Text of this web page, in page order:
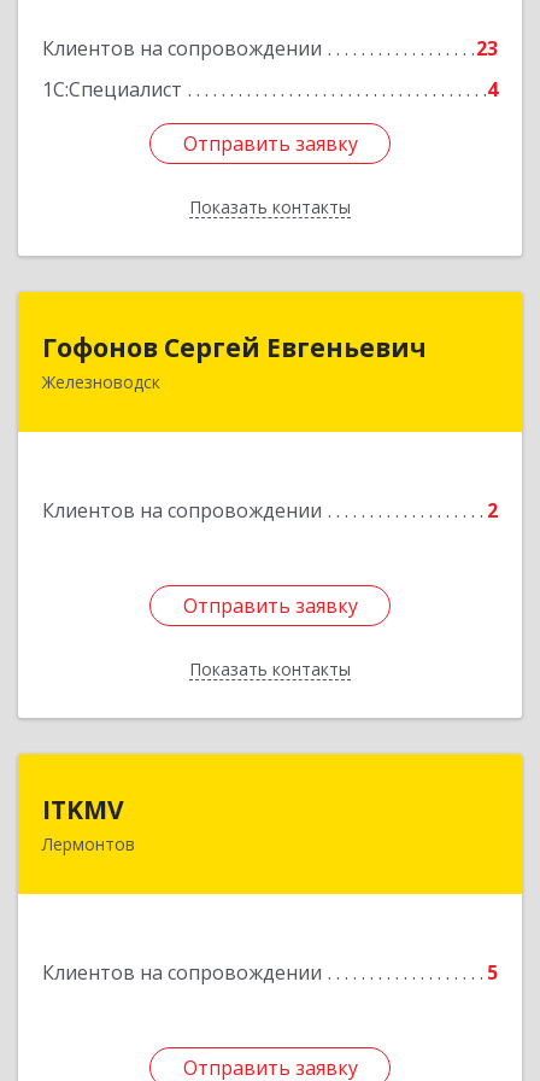
Клиентов на сопровождении
23
1С:Специалист
4
Отправить заявку
Показать контакты
Отправить заявку
Назад
Гофонов Сергей Евгеньевич
Железноводск
Клиентов на сопровождении 2
Отправить заявку
Показать контакты
Гофонов Сергей Евгеньевич
Отправить заявку
Назад
ITKMV
Лермонтов
Клиентов на сопровождении 5
Отправить заявку
Отправить заявку